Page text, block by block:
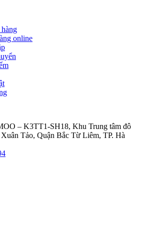
online
– K3TT1-SH18, Khu Trung tâm đô
Tảo, Quận Bắc Từ Liêm, TP. Hà